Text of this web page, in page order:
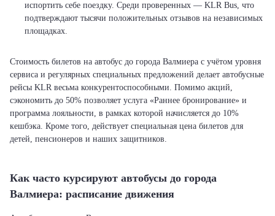
испортить себе поездку. Среди проверенных — KLR Bus, что
подтверждают тысячи положительных отзывов на независимых
площадках.
Стоимость билетов на автобус до города Валмиера с учётом уровня
сервиса и регулярных специальных предложений делает автобусные
рейсы KLR весьма конкурентоспособными. Помимо акций,
сэкономить до 50% позволяет услуга «Раннее бронирование» и
программа лояльности, в рамках которой начисляется до 10%
кешбэка. Кроме того, действует специальная цена билетов для
детей, пенсионеров и наших защитников.
Как часто курсируют автобусы до города
Валмиера: расписание движения